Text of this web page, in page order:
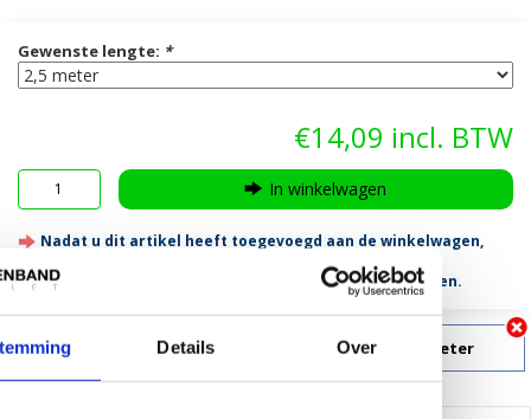
Details Over
Gewenste lengte: *
€14,09
In winkelwagen
Nadat u dit artikel heeft toegevoegd aan de winkelwagen,
verschijnen alle combineerbare producten (lusband
tegenpolen), automatisch onderaan in de winkelwagen.
Klik hier voor zakelijk grootverbruik vanaf 100 meter